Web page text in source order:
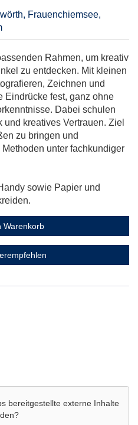
Frauenchiemsee,
Rahmen, um kreativ
zu entdecken. Mit kleinen
Zeichnen und
Eindrücke fest, ganz ohne
Dabei schulen
kreatives Vertrauen. Ziel
zu bringen und
unter fachkundiger
sowie Papier und
bereitgestellte externe Inhalte